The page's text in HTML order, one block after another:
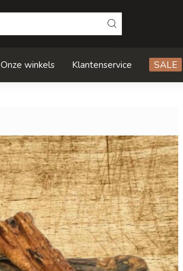
Onze winkels Klantenservice SALE